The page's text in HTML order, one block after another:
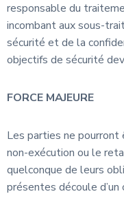
responsable du
incombant aux sous-
sécurité et de la
objectifs de sécurité
FORCE MAJEURE
Les parties ne
non-exécution ou le
quelconque de leurs
présentes découle d’un